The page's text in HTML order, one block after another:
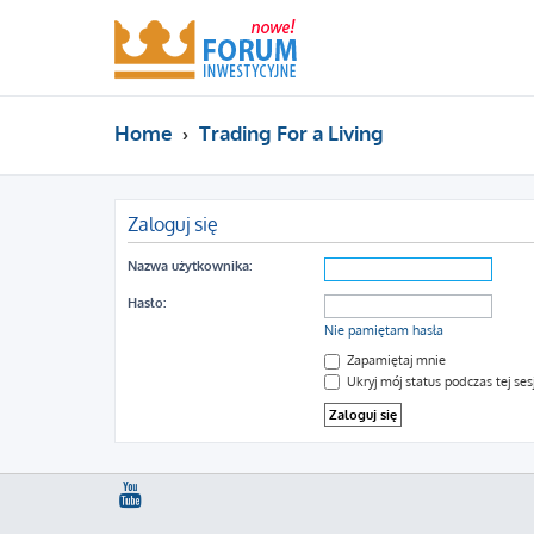
Home Trading For a Living
Zaloguj się
Nazwa użytkownika:
Hasło:
Nie pamiętam hasła
Zapamiętaj mnie
Ukryj mój status podczas tej